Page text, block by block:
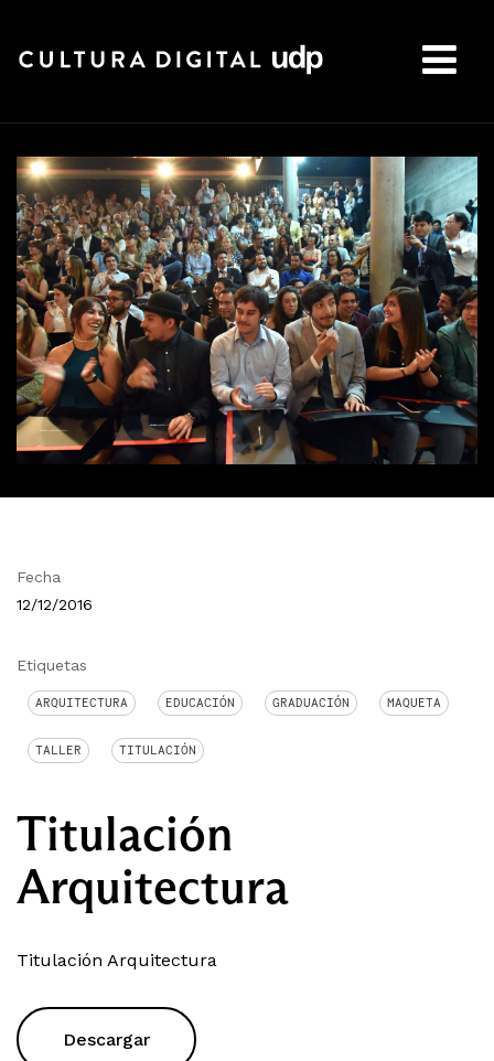
Fecha
12/12/2016
Etiquetas
ARQUITECTURA EDUCACIÓN GRADUACIÓN MAQUETA
TALLER TITULACIÓN
Titulación
Arquitectura
Titulación Arquitectura
Descargar